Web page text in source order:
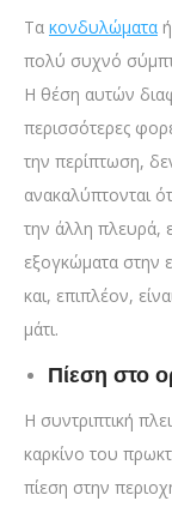
Τα κονδυλώματα
πολύ συχνό
Η θέση αυτών
περισσότερες
την περίπτωση,
ανακαλύπτονται
την άλλη πλευρά,
εξογκώματα στην
και, επιπλέον,
μάτι.
Πίεση στο
Η συντριπτική
καρκίνο του
πίεση στην